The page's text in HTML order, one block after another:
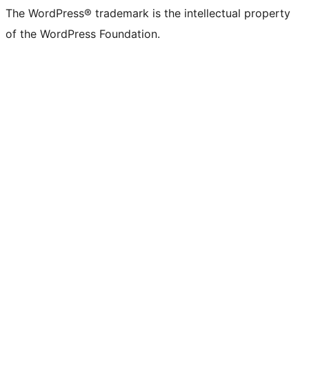
The WordPress® trademark is the intellectual property
of the WordPress Foundation.